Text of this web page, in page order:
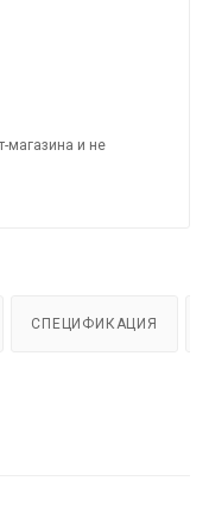
магазина и не
СПЕЦИФИКАЦИЯ